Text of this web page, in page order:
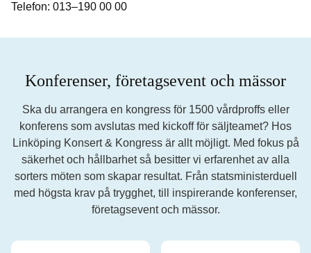
Telefon: 013–190 00 00
Konferenser, företagsevent och mässor
Ska du arrangera en kongress för 1500 vårdproffs eller
konferens som avslutas med kickoff för säljteamet? Hos
Linköping Konsert & Kongress är allt möjligt. Med fokus på
säkerhet och hållbarhet så besitter vi erfarenhet av alla
sorters möten som skapar resultat. Från statsministerduell
med högsta krav på trygghet, till inspirerande konferenser,
företagsevent och mässor.